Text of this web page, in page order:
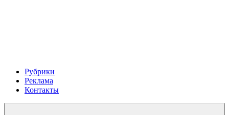
Рубрики
Реклама
Контакты